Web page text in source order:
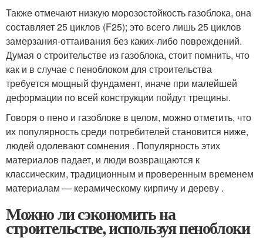
Также отмечают низкую морозостойкость газоблока, она
составляет 25 циклов (F25); это всего лишь 25 циклов
замерзания-оттаивания без каких-либо повреждений.
Думая о строительстве из газоблока, стоит помнить, что
как и в случае с пеноблоком для строительства
требуется мощный фундамент, иначе при малейшей
деформации по всей конструкции пойдут трещины.
Говоря о пено и газоблоке в целом, можно отметить, что
их популярность среди потребителей становится ниже,
людей одолевают сомнения . Популярность этих
материалов падает, и люди возвращаются к
классическим, традиционным и проверенным временем
материалам — керамическому кирпичу и дереву .
Можно ли сэкономить на
строительстве, используя пеноблоки